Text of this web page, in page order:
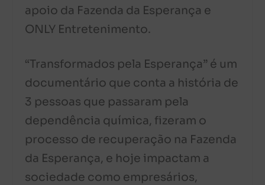
apoio da Fazenda da Esperança e
ONLY Entretenimento.
“Transformados pela Esperança” é um
documentário que conta a história de
3 pessoas que passaram pela
dependência química, fizeram o
processo de recuperação na Fazenda
da Esperança, e hoje impactam a
sociedade como empresários,